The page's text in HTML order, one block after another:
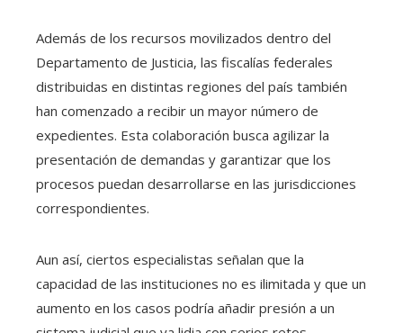
Además de los recursos movilizados dentro del
Departamento de Justicia, las fiscalías federales
distribuidas en distintas regiones del país también
han comenzado a recibir un mayor número de
expedientes. Esta colaboración busca agilizar la
presentación de demandas y garantizar que los
procesos puedan desarrollarse en las jurisdicciones
correspondientes.
Aun así, ciertos especialistas señalan que la
capacidad de las instituciones no es ilimitada y que un
aumento en los casos podría añadir presión a un